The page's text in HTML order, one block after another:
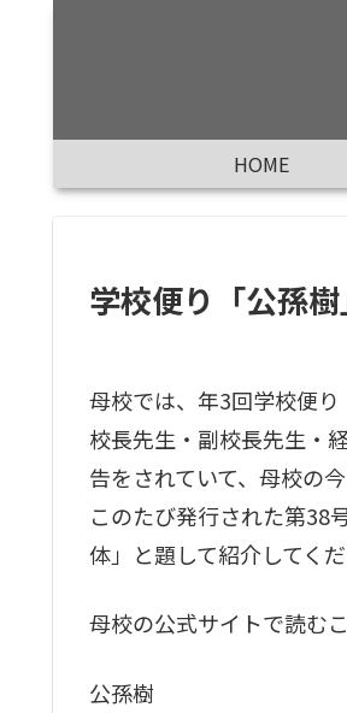
HOME
学校便り「公孫
母校では、年3回学校便り
校長先生・副校長先生・
告をされていて、母校の
このたび発行された第38
体」と題して紹介してくだ
母校の公式サイトで読む
公孫樹